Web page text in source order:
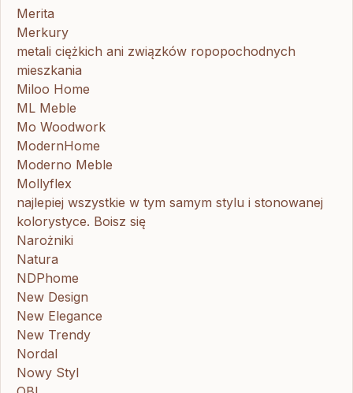
Merita
Merkury
metali ciężkich ani związków ropopochodnych
mieszkania
Miloo Home
ML Meble
Mo Woodwork
ModernHome
Moderno Meble
Mollyflex
najlepiej wszystkie w tym samym stylu i stonowanej
kolorystyce. Boisz się
Narożniki
Natura
NDPhome
New Design
New Elegance
New Trendy
Nordal
Nowy Styl